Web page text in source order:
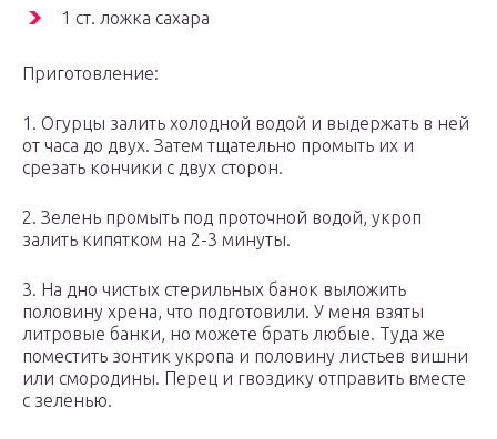
1 ст. ложка сахара
Приготовление:
1. Огурцы залить холодной водой и выдержать в ней
от часа до двух. Затем тщательно промыть их и
срезать кончики с двух сторон.
2. Зелень промыть под проточной водой, укроп
залить кипятком на 2-3 минуты.
3. На дно чистых стерильных банок выложить
половину хрена, что подготовили. У меня взяты
литровые банки, но можете брать любые. Туда же
поместить зонтик укропа и половину листьев вишни
или смородины. Перец и гвоздику отправить вместе
с зеленью.